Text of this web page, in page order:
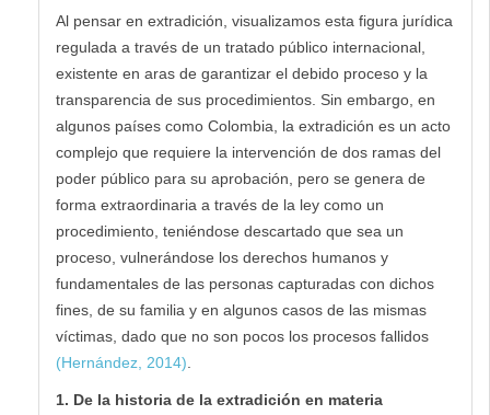
Al pensar en extradición, visualizamos esta figura jurídica
regulada a través de un tratado público internacional,
existente en aras de garantizar el debido proceso y la
transparencia de sus procedimientos. Sin embargo, en
algunos países como Colombia, la extradición es un acto
complejo que requiere la intervención de dos ramas del
poder público para su aprobación, pero se genera de
forma extraordinaria a través de la ley como un
procedimiento, teniéndose descartado que sea un
proceso, vulnerándose los derechos humanos y
fundamentales de las personas capturadas con dichos
fines, de su familia y en algunos casos de las mismas
víctimas, dado que no son pocos los procesos fallidos
(Hernández, 2014)
1. De la historia de la extradición en materia